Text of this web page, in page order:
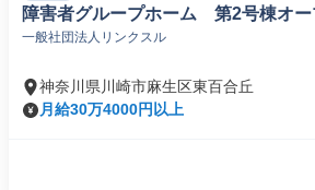
障害者グループホーム 第2号棟オー
一般社団法人リンクスル
神奈川県川崎市麻生区東百合丘
月給30万4000円以上